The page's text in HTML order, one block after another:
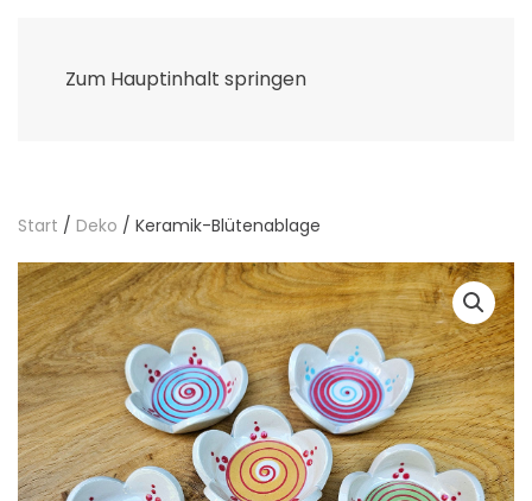
Zum Hauptinhalt springen
Start / Deko / Keramik-Blütenablage